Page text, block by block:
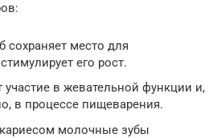
сохраняет место для
его рост.
в жевательной функции и,
в процессе пищеварения.
молочные зубы